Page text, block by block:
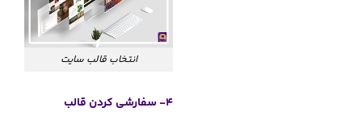
انتخاب قالب سایت
4- سفارشی کردن قالب